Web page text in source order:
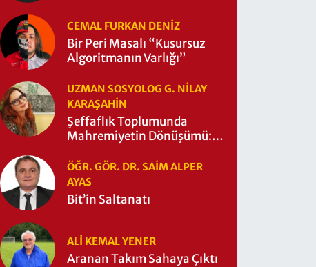
CEMAL FURKAN DENİZ
Bir Peri Masalı “Kusursuz
Algoritmanın Varlığı”
UZMAN SOSYOLOG G. NILAY
KARAŞAHİN
Şeffaflık Toplumunda
Mahremiyetin Dönüşümü:
Zaman Yıkıldı?
ÖĞR. GÖR. DR. SAIM ALPER
AYAS
Bit’in Saltanatı
ALI KEMAL YENER
Aranan Takım Sahaya Çıktı